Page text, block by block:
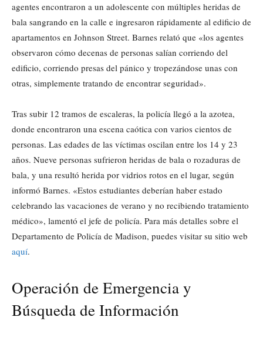
agentes encontraron a un adolescente con múltiples heridas de
bala sangrando en la calle e ingresaron rápidamente al edificio de
apartamentos en Johnson Street. Barnes relató que «los agentes
observaron cómo decenas de personas salían corriendo del
edificio, corriendo presas del pánico y tropezándose unas con
otras, simplemente tratando de encontrar seguridad».
Tras subir 12 tramos de escaleras, la policía llegó a la azotea,
donde encontraron una escena caótica con varios cientos de
personas. Las edades de las víctimas oscilan entre los 14 y 23
años. Nueve personas sufrieron heridas de bala o rozaduras de
bala, y una resultó herida por vidrios rotos en el lugar, según
informó Barnes. «Estos estudiantes deberían haber estado
celebrando las vacaciones de verano y no recibiendo tratamiento
médico», lamentó el jefe de policía. Para más detalles sobre el
Departamento de Policía de Madison, puedes visitar su sitio web
aquí.
Operación de Emergencia y
Búsqueda de Información